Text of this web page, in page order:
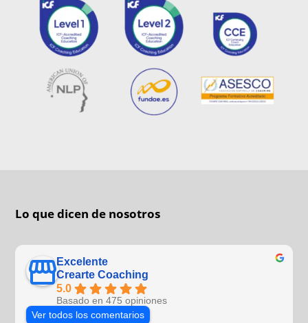
Lo que dicen de nosotros
Excelente
Crearte Coaching
5.0
Basado en 475 opiniones
Ver todos los comentarios